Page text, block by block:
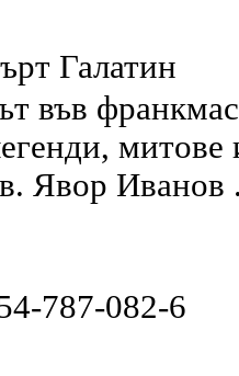
Галатин
във
Явор
787-082-6